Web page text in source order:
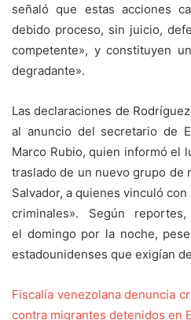
señaló que estas acciones
debido proceso, sin juicio,
competente», y constituyen
degradante».
Las declaraciones de
al anuncio del secretario de
Marco Rubio, quien informó el
traslado de un nuevo grupo de
Salvador, a quienes vinculó
criminales». Según
el domingo por la noche,
estadounidenses que exigían
Fiscalía venezolana denuncia
contra migrantes detenidos en